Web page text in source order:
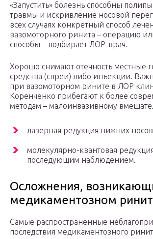
«Запустить» болезнь способны
травмы и искривление носовой
всех случаях конкретный способ
вазомоторного ринита – операцию
способы – подбирает ЛОР-врач.
Хорошо снимают отечность местные
средства (спреи) либо инъекции.
при вазомоторном рините в ЛОР
Коренченко прибегают к более
методам – малоинвазивному
лазерная редукция нижних
молекулярно-квантовая
последующим наблюдением.
Осложнения,
медикаментозном
Самые распространенные
последствия медикаментозного